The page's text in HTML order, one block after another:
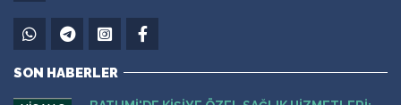
SON HABERLER